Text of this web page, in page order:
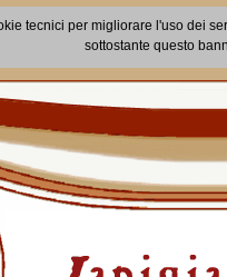
tecnici per migliorare l'uso dei
sottostante questo